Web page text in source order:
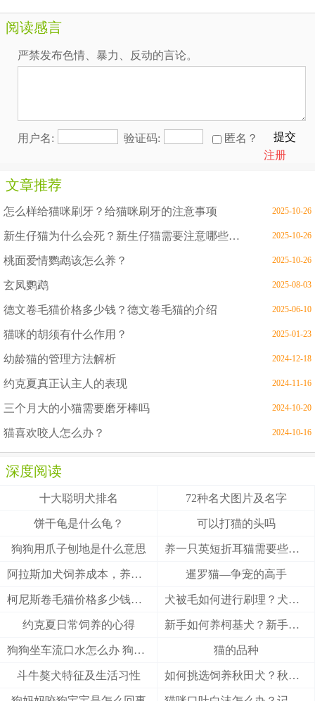
阅读感言
严禁发布色情、暴力、反动的言论。
用户名: 验证码: 匿名？
提交
注册
文章推荐
怎么样给猫咪刷牙？给猫咪刷牙的注意事项 2025-10-26
新生仔猫为什么会死？新生仔猫需要注意哪些问题 2025-10-26
桃面爱情鹦鹉该怎么养？ 2025-10-26
玄凤鹦鹉 2025-08-03
德文卷毛猫价格多少钱？德文卷毛猫的介绍 2025-06-10
猫咪的胡须有什么作用？ 2025-01-23
幼龄猫的管理方法解析 2024-12-18
约克夏真正认主人的表现 2024-11-16
三个月大的小猫需要磨牙棒吗 2024-10-20
猫喜欢咬人怎么办？ 2024-10-16
深度阅读
十大聪明犬排名 72种名犬图片及名字
饼干龟是什么龟？ 可以打猫的头吗
狗狗用爪子刨地是什么意思 养一只英短折耳猫需要些什么
阿拉斯加犬饲养成本，养阿拉斯加犬一个月要多少钱？ 暹罗猫—争宠的高手
柯尼斯卷毛猫价格多少钱？柯尼斯卷毛猫的介绍 犬被毛如何进行刷理？犬被毛刷理方法！
约克夏日常饲养的心得 新手如何养柯基犬？新手养柯基的四大要点
狗狗坐车流口水怎么办 狗狗晕车会流口水 猫的品种
斗牛獒犬特征及生活习性 如何挑选饲养秋田犬？秋田犬有什么优缺点